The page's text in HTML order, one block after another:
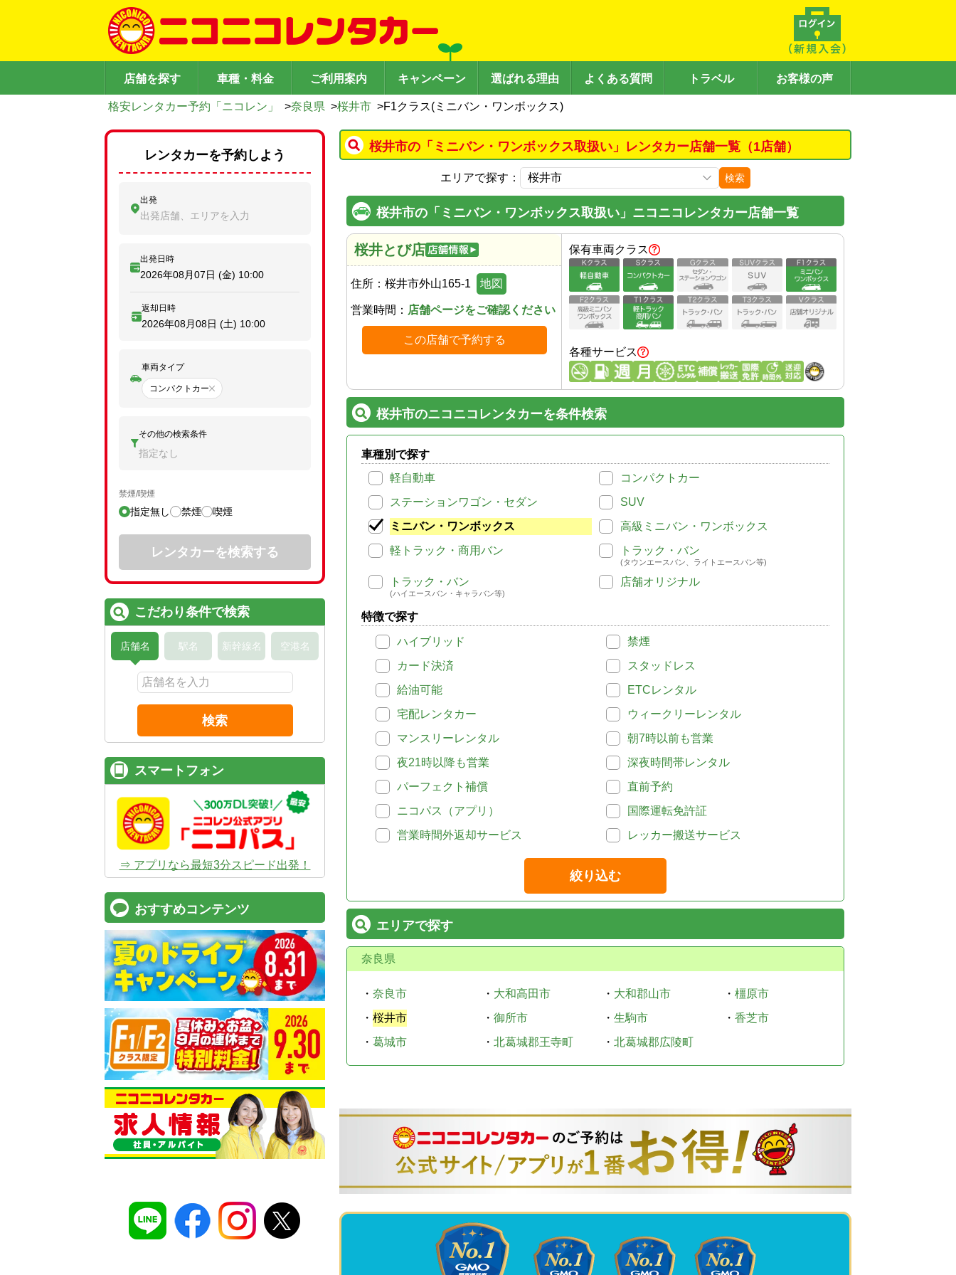
店舗を探す 車種・料金 ご利用案内 キャンペーン 選ばれる理由 よくある質問 トラベル お客様の声
格安レンタカー予約「ニコレン」 >奈良県 >桜井市 >F1クラス(ミニバン・ワンボックス)
桜井市の「ミニバン・ワンボックス取扱い」レンタカー店舗一覧（1店舗）
エリアで探す： 検索
桜井市の「ミニバン・ワンボックス取扱い」ニコニコレンタカー店舗一覧
桜井とび店
住所： 桜井市外山165-1 地図
営業時間： 店舗ページをご確認ください
この店舗で予約する
保有車両クラス
各種サービス
桜井市のニコニコレンタカーを条件検索
車種別で探す
軽自動車
コンパクトカー
ステーションワゴン・セダン
SUV
ミニバン・ワンボックス
高級ミニバン・ワンボックス
軽トラック・商用バン
トラック・バン
(タウンエースバン、ライトエースバン等)
トラック・バン
(ハイエースバン・キャラバン等)
店舗オリジナル
特徴で探す
ハイブリッド
禁煙
カード決済
スタッドレス
給油可能
ETCレンタル
宅配レンタカー
ウィークリーレンタル
マンスリーレンタル
朝7時以前も営業
夜21時以降も営業
深夜時間帯レンタル
パーフェクト補償
直前予約
ニコパス（アプリ）
国際運転免許証
営業時間外返却サービス
レッカー搬送サービス
絞り込む
エリアで探す
奈良県
・ 奈良市 ・ 大和高田市 ・ 大和郡山市 ・ 橿原市
・ 桜井市 ・ 御所市 ・ 生駒市 ・ 香芝市
・ 葛城市 ・ 北葛城郡王寺町 ・ 北葛城郡広陵町
レンタカーを予約しよう
出発
出発店舗、エリアを入力
出発日時
2026年08月07日 (金) 10:00
返却日時
2026年08月08日 (土) 10:00
車両タイプ
コンパクトカー
その他の検索条件
指定なし
禁煙/喫煙
指定無し 禁煙 喫煙
レンタカーを検索する
こだわり条件で検索
店舗名 駅名 新幹線名 空港名
検索
スマートフォン
⇒ アプリなら最短3分スピード出発！
おすすめコンテンツ